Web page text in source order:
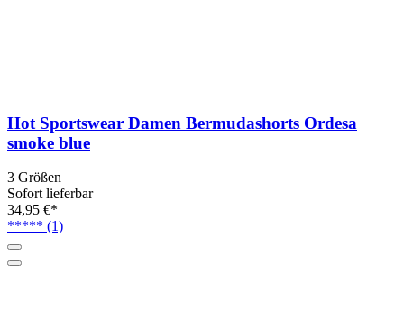
Hot Sportswear Damen Bermudashorts Ordesa
smoke blue
3 Größen
Sofort lieferbar
34,95 €*
***** (1)